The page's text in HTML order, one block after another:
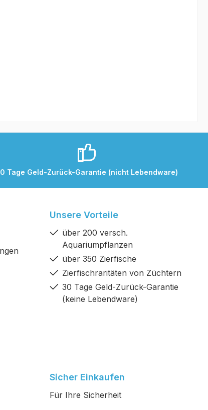
Tage Geld-Zurück-Garantie (nicht Lebendware)
Unsere Vorteile
über 200 versch.
Aquariumpflanzen
über 350 Zierfische
Zierfischraritäten von Züchtern
30 Tage Geld-Zurück-Garantie
(keine Lebendware)
Sicher Einkaufen
Für Ihre Sicherheit